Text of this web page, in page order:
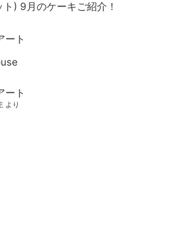
) 9月のケーキご紹介！
ート
ート
より